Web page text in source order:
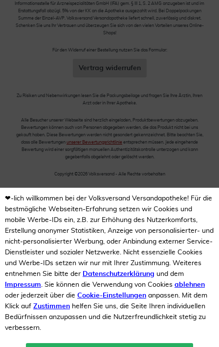
Informationsstelle für Arzneispezialitäten GmbH (IFA) gem. § III 1, S. 2 AMG anzugeben ist und im
Erstattungsfall abzügl. 5% von der KK an die Apotheke ausgezahlt wird. Bei Doppelpackungen
Summe der Einzel-AVP. Volksversand Versandapotheke liefert schnell, zuverlässig und diskret.
Schenken Sie uns Ihr Vertrauen und überzeugen Sie sich von den vielen Vorteilen unseres Online-
Shops!
Für den Widerruf einer Bestellung nutzen Sie das Formular:
Vertrag widerrufen
Zu Risiken und Nebenwirkungen lesen Sie die Packungsbeilage und fragen Sie Ihre Ärztin, Ihren
Arzt oder in Ihrer Apotheke.
Alle Besucher unserer Webseite sind herzlich eingeladen, Produktbewertungen abzugeben.
Bewertungen können auch von Personen abgegeben werden, die das Produkt nicht bei uns
gekauft haben. Diese Bewertungen werden nicht gesondert gekennzeichnet. Bitte beachten Sie,
dass alle Bewertungen unserer Bewertungsrichtlinie entsprechen müssen. Jede eingehende
Bewertung wird einer sorgfältigen manuellen Authentizitätskontrolle unterzogen und kann
gegebenfalls abgelehnt oder gelöscht werden.
Copyright ©2026 Volksversand - Alle Rechte vorbehalten
❤-lich willkommen bei der Volksversand Versandapotheke! Für die
bestmögliche Webseiten-Erfahrung setzen wir Cookies und
mobile Werbe-IDs ein, z.B. zur Erhöhung des Nutzerkomforts,
Erstellung anonymer Statistiken, Anzeige von personalisierter- und
nicht-personalisierter Werbung, oder Anbindung externer Service-
Dienstleister und sozialer Netzwerke. Nicht essenzielle Cookies
und Werbe-IDs setzen wir nur mit Ihrer Zustimmung. Weiteres
entnehmen Sie bitte der Datenschutzerklärung und dem
Impressum. Sie können die Verwendung von Cookies ablehnen
oder jederzeit über die Cookie-Einstellungen anpassen. Mit dem
Klick auf Zustimmen helfen Sie uns, die Seite Ihren individuellen
Bedürfnissen anzupassen und die Nutzerfreundlichkeit stetig zu
verbessern.